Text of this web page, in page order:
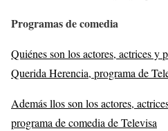
Programas de comedia
Quiénes son los actores, actrices y
Querida Herencia, programa de
Además llos son los actores,
programa de comedia de Televisa